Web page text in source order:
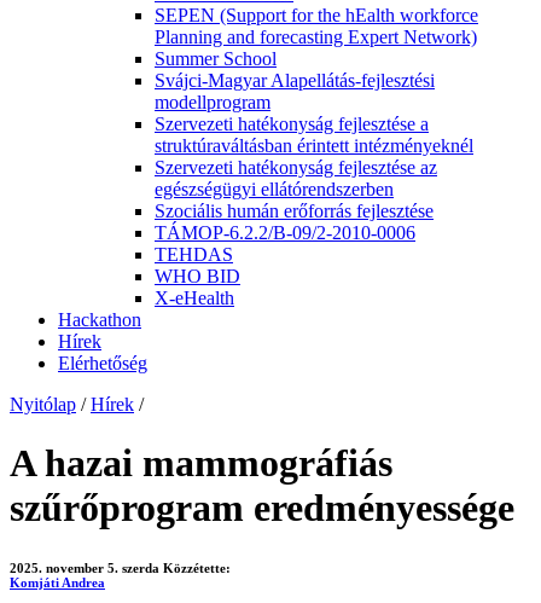
SEPEN (Support for the hEalth workforce
Planning and forecasting Expert Network)
Summer School
Svájci-Magyar Alapellátás-fejlesztési
modellprogram
Szervezeti hatékonyság fejlesztése a
struktúraváltásban érintett intézményeknél
Szervezeti hatékonyság fejlesztése az
egészségügyi ellátórendszerben
Szociális humán erőforrás fejlesztése
TÁMOP-6.2.2/B-09/2-2010-0006
TEHDAS
WHO BID
X-eHealth
Hackathon
Hírek
Elérhetőség
Nyitólap / Hírek /
A hazai mammográfiás
szűrőprogram eredményessége
2025. november 5. szerda Közzétette:
Komjáti Andrea